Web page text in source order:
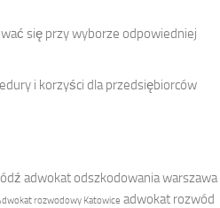
się przy wyborze odpowiedniej
i korzyści dla przedsiębiorców
adwokat odszkodowania warszawa
rozwodowy Katowice adwokat rozwód